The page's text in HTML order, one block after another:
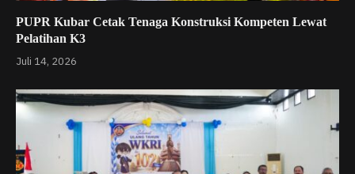
PUPR Kubar Cetak Tenaga Konstruksi Kompeten Lewat
Pelatihan K3
Juli 14, 2026